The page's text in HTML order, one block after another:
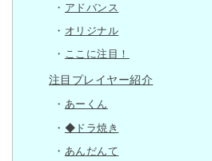
アドバンス
オリジナル
ここに注目！
注目プレイヤー紹介
あーくん
◆ドラ焼き
あんだんて